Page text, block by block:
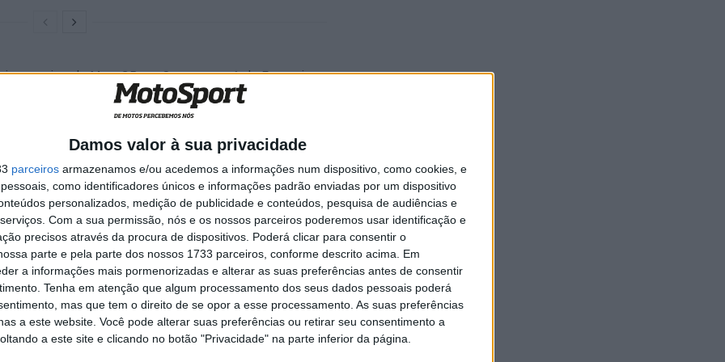
Damos valor à sua privacidade
parceiros armazenamos e/ou acedemos a informações num dispositivo, como cookies, e
como identificadores únicos e informações padrão enviadas por um dispositivo
personalizados, medição de publicidade e conteúdos, pesquisa de audiências e
Com a sua permissão, nós e os nossos parceiros poderemos usar identificação e
precisos através da procura de dispositivos. Poderá clicar para consentir o
parte e pela parte dos nossos 1733 parceiros, conforme descrito acima. Em
a informações mais pormenorizadas e alterar as suas preferências antes de consentir
Tenha em atenção que algum processamento dos seus dados pessoais poderá
mas que tem o direito de se opor a esse processamento. As suas preferências
a este website. Você pode alterar suas preferências ou retirar seu consentimento a
a este site e clicando no botão "Privacidade" na parte inferior da página.
a equipa de MotoGP em Sepang em 6 de Fevereiro
oficial no ano civil de 2020.
da Itália: A equipa da Ducati será a segunda a
GP20 em 23 de Janeiro.
Panigale realiza o evento em Bolonha. Em 2019, a
mais precisamente no “Cubo de P&D da Philip
a “Mission Winnow”, uma campanha global da
que deveria contribuir para um mundo
antes do final da temporada, o slogan
e do nome oficial da equipa sem explicações.
da equipa de 2020 será exibida nos canais